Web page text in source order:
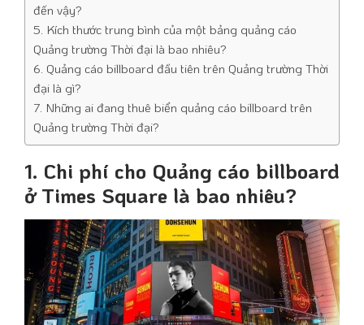
đến vậy?
5. Kích thước trung bình của một bảng quảng cáo
Quảng trường Thời đại là bao nhiêu?
6. Quảng cáo billboard đầu tiên trên Quảng trường Thời
đại là gì?
7. Những ai đang thuê biển quảng cáo billboard trên
Quảng trường Thời đại?
1. Chi phí cho Quảng cáo billboard
ở Times Square là bao nhiêu?